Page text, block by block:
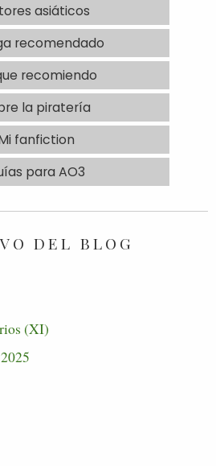
asiáticos
recomendado
recomiendo
la piratería
fanfiction
para AO3
DEL BLOG
(XI)